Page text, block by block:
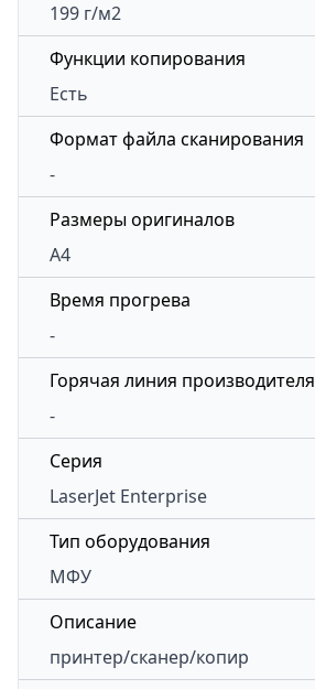
199 г/м2
Функции копирования
Есть
Формат файла сканирования
-
Размеры оригиналов
А4
Время прогрева
-
Горячая линия производителя
-
Серия
LaserJet Enterprise
Тип оборудования
МФУ
Описание
принтер/сканер/копир